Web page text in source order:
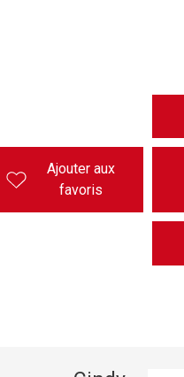
Ajouter aux
favoris